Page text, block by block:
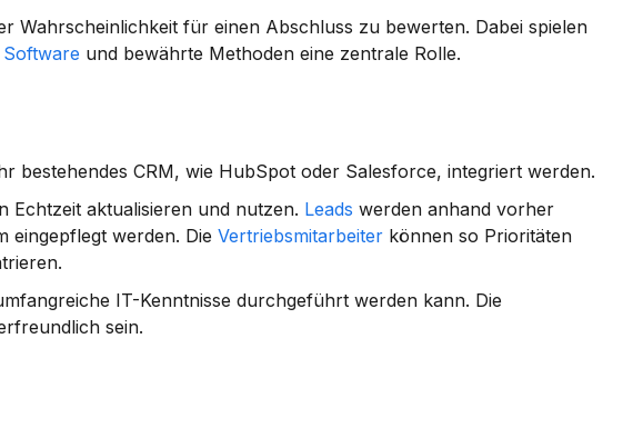
Wahrscheinlichkeit für einen Abschluss zu bewerten. Dabei spielen
und bewährte Methoden eine zentrale Rolle.
bestehendes CRM, wie HubSpot oder Salesforce, integriert werden.
Echtzeit aktualisieren und nutzen. Leads werden anhand vorher
eingepflegt werden. Die Vertriebsmitarbeiter können so Prioritäten
IT-Kenntnisse durchgeführt werden kann. Die
sein.